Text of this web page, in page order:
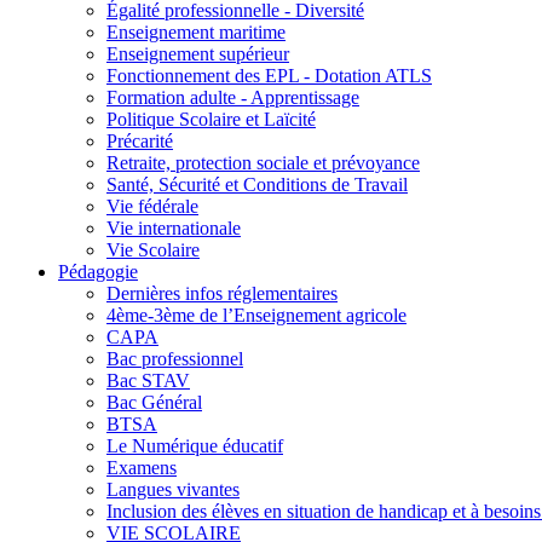
Égalité professionnelle - Diversité
Enseignement maritime
Enseignement supérieur
Fonctionnement des EPL - Dotation ATLS
Formation adulte - Apprentissage
Politique Scolaire et Laïcité
Précarité
Retraite, protection sociale et prévoyance
Santé, Sécurité et Conditions de Travail
Vie fédérale
Vie internationale
Vie Scolaire
Pédagogie
Dernières infos réglementaires
4ème-3ème de l’Enseignement agricole
CAPA
Bac professionnel
Bac STAV
Bac Général
BTSA
Le Numérique éducatif
Examens
Langues vivantes
Inclusion des élèves en situation de handicap et à
VIE SCOLAIRE